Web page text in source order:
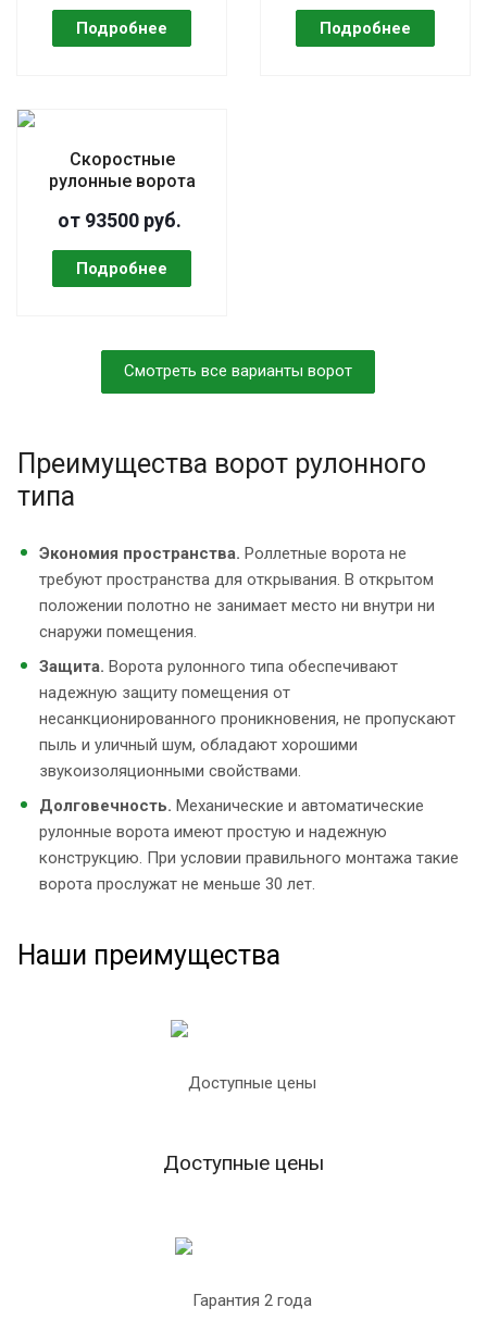
Скоростные
рулонные ворота
от 93500 руб.
Смотреть все варианты ворот
Преимущества ворот рулонного
типа
Экономия пространства. Роллетные ворота не
требуют пространства для открывания. В открытом
положении полотно не занимает место ни внутри ни
снаружи помещения.
Защита. Ворота рулонного типа обеспечивают
надежную защиту помещения от
несанкционированного проникновения, не пропускают
пыль и уличный шум, обладают хорошими
звукоизоляционными свойствами.
Долговечность. Механические и автоматические
рулонные ворота имеют простую и надежную
конструкцию. При условии правильного монтажа такие
ворота прослужат не меньше 30 лет.
Наши преимущества
Доступные цены